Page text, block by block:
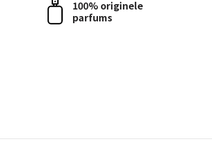
100% originele
parfums